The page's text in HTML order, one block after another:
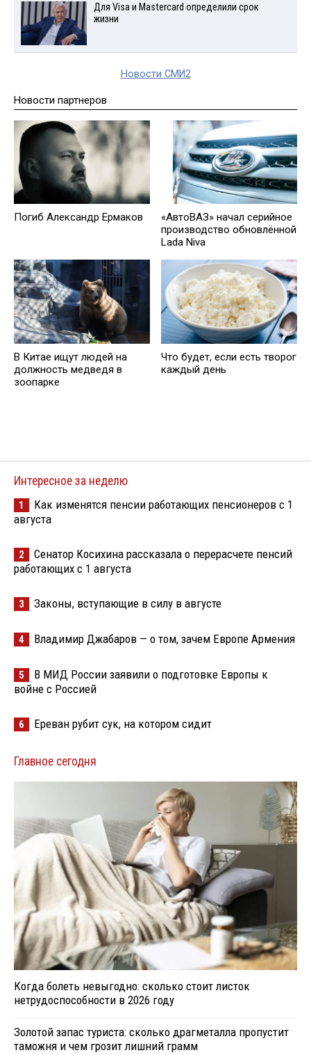
Для Visа и Mastercard определили срок
жизни
Новости СМИ2
Новости партнеров
Погиб Александр Ермаков
«АвтоВАЗ» начал серийное
производство обновлённой
Lada Niva
В Китае ищут людей на
должность медведя в
зоопарке
Что будет, если есть творог
каждый день
Интересное за неделю
1
Как изменятся пенсии работающих пенсионеров с 1
августа
2
Сенатор Косихина рассказала о перерасчете пенсий
работающих с 1 августа
3 Законы, вступающие в силу в августе
4 Владимир Джабаров — о том, зачем Европе Армения
5
В МИД России заявили о подготовке Европы к
войне с Россией
6 Ереван рубит сук, на котором сидит
Главное сегодня
Когда болеть невыгодно: сколько стоит листок
нетрудоспособности в 2026 году
Золотой запас туриста: сколько драгметалла пропустит
таможня и чем грозит лишний грамм